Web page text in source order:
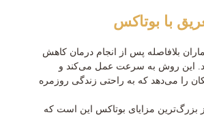
با بوتاکس
بلافاصله پس از انجام درمان کاهش
این روش به سرعت عمل می‌کند و
را می‌دهد که به راحتی زندگی روزمره
بزرگ‌ترین مزایای بوتاکس این است که